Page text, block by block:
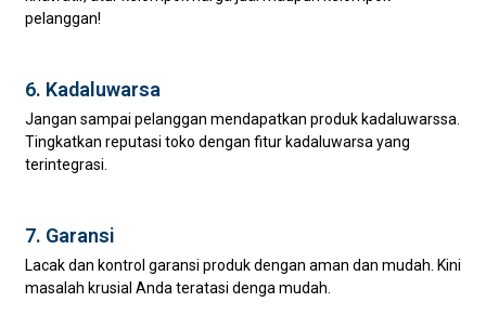
pelanggan!
6. Kadaluwarsa
Jangan sampai pelanggan mendapatkan produk kadaluwarssa.
Tingkatkan reputasi toko dengan fitur kadaluwarsa yang
terintegrasi.
7. Garansi
Lacak dan kontrol garansi produk dengan aman dan mudah. Kini
masalah krusial Anda teratasi denga mudah.